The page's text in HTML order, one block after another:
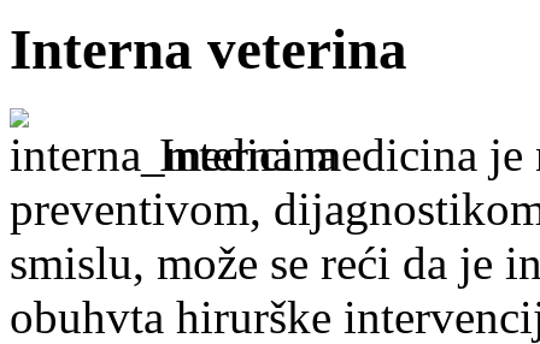
Interna veterina
Interna medicina je
preventivom,
smislu, može se reći da je
obuhvta hirurške